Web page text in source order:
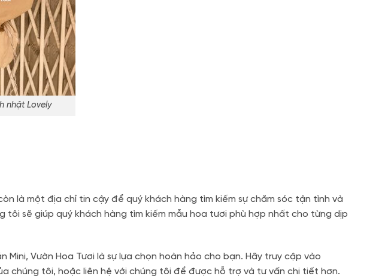
nhật Lovely
là một địa chỉ tin cậy để quý khách hàng tìm kiếm sự chăm sóc tận tình và
sẽ giúp quý khách hàng tìm kiếm mẫu hoa tươi phù hợp nhất cho từng dịp
Vườn Hoa Tươi là sự lựa chọn hoàn hảo cho bạn. Hãy truy cập vào
chúng tôi, hoặc liên hệ với chúng tôi để được hỗ trợ và tư vấn chi tiết hơn.